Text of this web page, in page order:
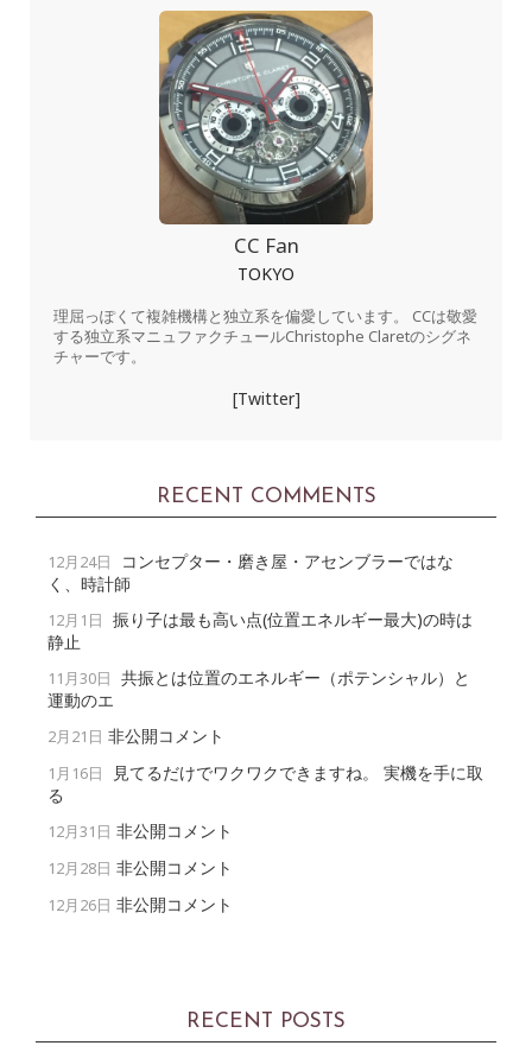
CC Fan
TOKYO
理屈っぽくて複雑機構と独立系を偏愛しています。 CCは敬愛
する独立系マニュファクチュールChristophe Claretのシグネ
チャーです。
[Twitter]
RECENT COMMENTS
12月24日
コンセプター・磨き屋・アセンブラーではな
く、時計師
12月1日 振り子は最も高い点(位置エネルギー最大)の時は
静止
11月30日 共振とは位置のエネルギー（ポテンシャル）と
運動のエ
2月21日 非公開コメント
1月16日
見てるだけでワクワクできますね。 実機を手に取
る
12月31日 非公開コメント
12月28日 非公開コメント
12月26日 非公開コメント
RECENT POSTS